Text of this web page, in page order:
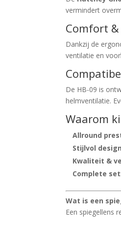
vermindert
Comfort
Dankzij de
ventilatie en
De HB-09 is
helmventilatie.
Waarom
Allround
Stijlvol design
Kwaliteit &
Complete set
Wat is een
Een spiegellens